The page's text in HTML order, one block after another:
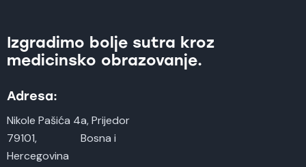
Izgradimo bolje sutra kroz
medicinsko obrazovanje.
Adresa:
Nikole Pašića 4a, Prijedor
79101, Bosna i
Hercegovina